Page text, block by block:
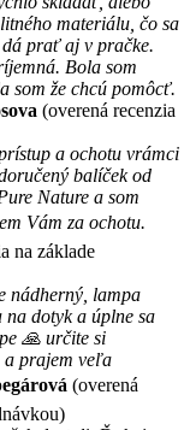
materiálu, čo sa
prať aj v pračke.
Bola som
som že chcú pomôcť.
(overená recenzia
a ochotu vrámci
balíček od
Nature a som
Vám za ochotu.
na základe
nádherný, lampa
dotyk a úplne sa
🙏 určite si
a prajem veľa
(overená